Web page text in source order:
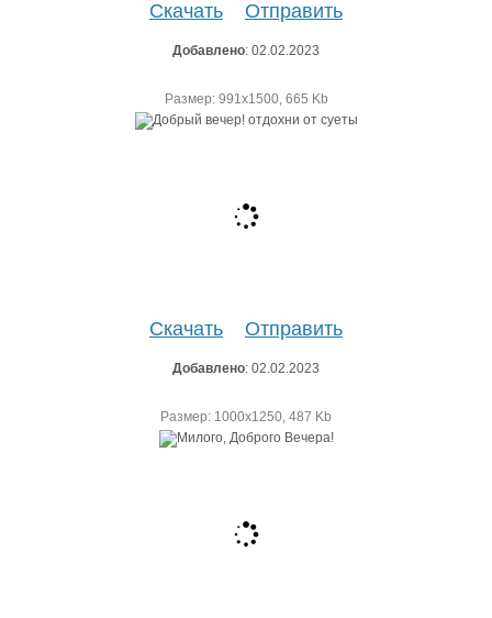
Скачать Отправить
Добавлено: 02.02.2023
Размер: 991х1500, 665 Kb
Скачать Отправить
Добавлено: 02.02.2023
Размер: 1000х1250, 487 Kb